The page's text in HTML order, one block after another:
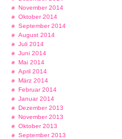
November 2014
Oktober 2014
September 2014
August 2014
Juli 2014
Juni 2014
Mai 2014
April 2014
März 2014
Februar 2014
Januar 2014
Dezember 2013
November 2013
Oktober 2013
September 2013